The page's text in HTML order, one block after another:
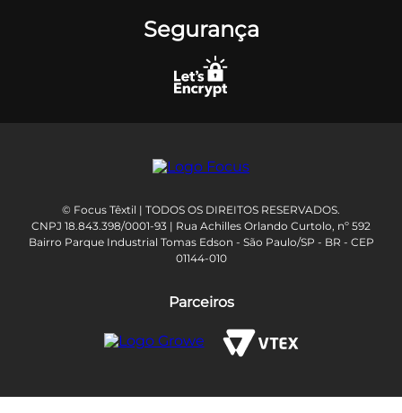
Segurança
© Focus Têxtil | TODOS OS DIREITOS RESERVADOS.
CNPJ 18.843.398/0001-93 | Rua Achilles Orlando Curtolo, nº 592
Bairro Parque Industrial Tomas Edson - São Paulo/SP - BR - CEP
01144-010
Parceiros